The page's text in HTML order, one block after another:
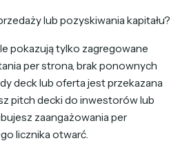
lub pozyskiwania kapitału?
pokazują tylko zagregowane
per strona, brak ponownych
deck lub oferta jest przekazana
pitch decki do inwestorów lub
zaangażowania per
licznika otwarć.